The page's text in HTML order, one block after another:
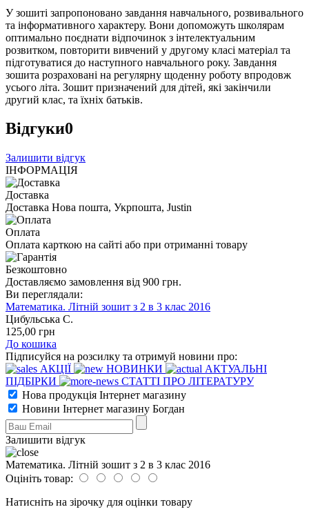
У зошиті запропоновано завдання навчального, розвивального
та інформативного характеру. Вони допоможуть школярам
оптимально поєднати відпочинок з інтелектуальним
розвитком, повторити вивчений у другому класі матеріал та
підготуватися до наступного навчального року. Завдання
зошита розраховані на регулярну щоденну роботу впродовж
усього літа. Зошит призначений для дітей, які закінчили
другий клас, та їхніх батьків.
Відгуки0
Залишити відгук
ІНФОРМАЦІЯ
Доставка
Доставка Нова пошта, Укрпошта, Justin
Оплата
Оплата карткою на сайті або при отриманні товару
Безкоштовно
Доставляємо замовлення від 900 грн.
Ви переглядали:
Математика. Літній зошит з 2 в 3 клас 2016
Цибульська С.
125,00 грн
До кошика
Підписуйся на розсилку та отримуй новини про:
АКЦІЇ
НОВИНКИ
АКТУАЛЬНІ
ПІДБІРКИ
СТАТТІ ПРО ЛІТЕРАТУРУ
Нова продукція Інтернет магазину
Новини Інтернет магазину Богдан
Залишити відгук
Математика. Літній зошит з 2 в 3 клас 2016
Оцініть товар:
Натисніть на зірочку для оцінки товару